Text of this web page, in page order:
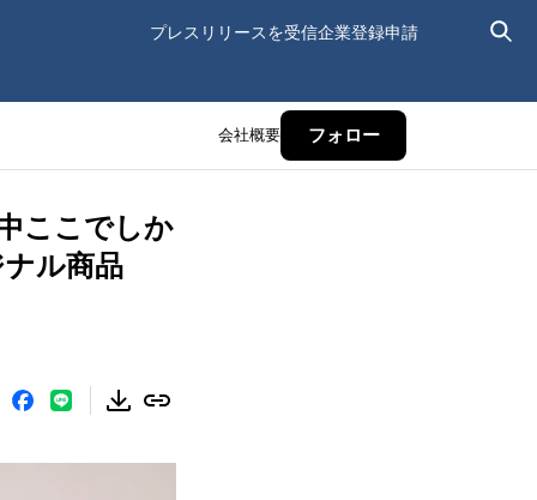
プレスリリースを受信企業登録申請
会社概要 フォロー
ここでしか
ル商品